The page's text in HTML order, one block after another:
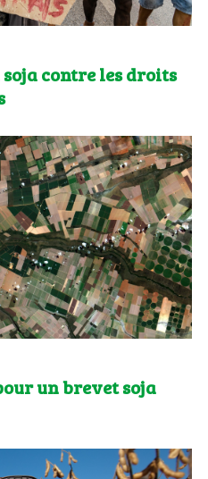
contre les droits
un brevet soja